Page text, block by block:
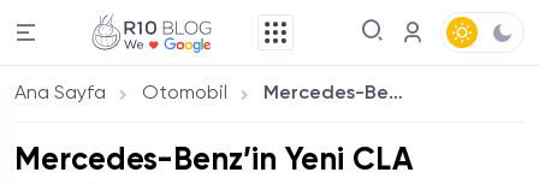
Ana Sayfa Otomobil Mercedes-Benz’in Yeni CLA Shooting Brake Modeli Tanıtıldı: Elektrikli Station Segmentinde Yeni Dönem Başlıyor mu?
Mercedes-Benz’in Yeni CLA